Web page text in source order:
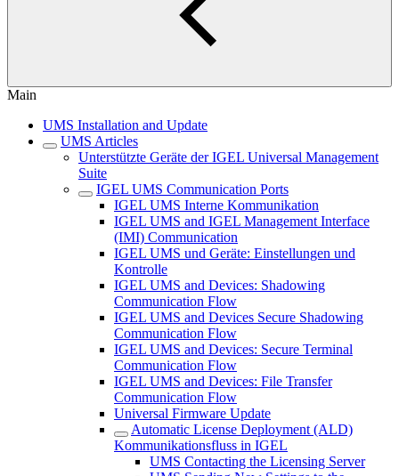
Main
UMS Installation and Update
UMS Articles
Unterstützte Geräte der IGEL Universal Management
Suite
IGEL UMS Communication Ports
IGEL UMS Interne Kommunikation
IGEL UMS and IGEL Management Interface
(IMI) Communication
IGEL UMS und Geräte: Einstellungen und
Kontrolle
IGEL UMS and Devices: Shadowing
Communication Flow
IGEL UMS and Devices Secure Shadowing
Communication Flow
IGEL UMS and Devices: Secure Terminal
Communication Flow
IGEL UMS and Devices: File Transfer
Communication Flow
Universal Firmware Update
Automatic License Deployment (ALD)
Kommunikationsfluss in IGEL
UMS Contacting the Licensing Server